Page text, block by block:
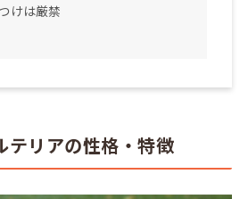
けは厳禁
テリアの性格・特徴